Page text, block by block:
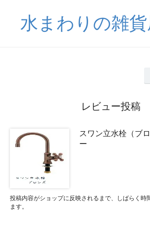
水まわりの雑
レビュー投稿
スワン立水栓（ブ
ー
投稿内容がショップに反映されるまで、しばらく時
ます。